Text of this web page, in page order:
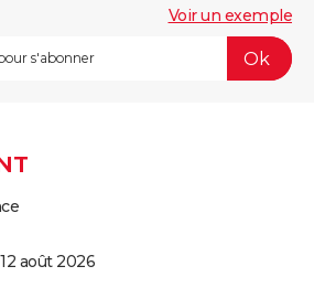
Voir un exemple
août 2026